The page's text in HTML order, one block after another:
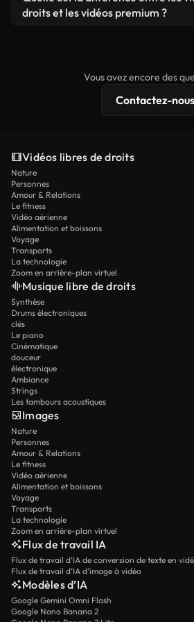
prêtes à l'emploi.
remixer nos vidéos. Assurez-
droits et les vidéos premium ?
résolution 4K et des protections
Vous avez encore des
Contactez-nous
Vidéos libres de droits
Nature
Personnes
Amour & Relations
Le fitness
Vidéo aérienne
Alimentation et boissons
Voyage
Transports
La technologie
Zoom en arrière-plan virtuel
Musique libre de droits
Synthèse
Drums électroniques
clés
Le piano
Cinématique
douceur
électronique
Ambiance
Strings
Les tambours acoustiques
Images
Nature
Personnes
Amour & Relations
Le fitness
Vidéo aérienne
Alimentation et boissons
Voyage
Transports
La technologie
Zoom en arrière-plan virtuel
Flux de travail IA
Flux de travail d’IA de conversion de texte en
Flux de travail d’IA d’image à vidéo
Modèles d’IA
Google Gemini Omni Flash
Google Nano Banana 2